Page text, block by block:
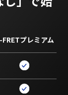
FRETプレミアム